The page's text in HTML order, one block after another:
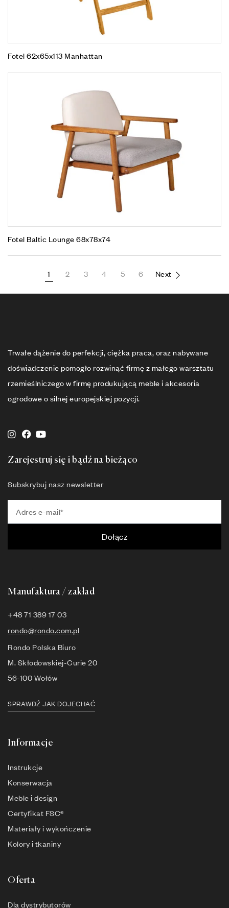
Fotel 62x65x113 Manhattan
Fotel Baltic Lounge 68x78x74
1 2 3 4 5 6 Next
Trwałe dążenie do perfekcji, ciężka praca, oraz nabywane
doświadczenie pomogło rozwinąć firmę z małego warsztatu
rzemieślniczego w firmę produkującą meble i akcesoria
ogrodowe o silnej europejskiej pozycji.
Zarejestruj się i bądź na bieżąco
Subskrybuj nasz newsletter
Dołącz
Manufaktura / zakład
+48 71 389 17 03
rondo@rondo.com.pl
Rondo Polska Biuro
M. Skłodowskiej-Curie 20
56-100 Wołów
SPRAWDŹ JAK DOJECHAĆ
Informacje
Instrukcje
Konserwacja
Meble i design
Certyfikat FSC®
Materiały i wykończenie
Kolory i tkaniny
Oferta
Dla dystrybutorów